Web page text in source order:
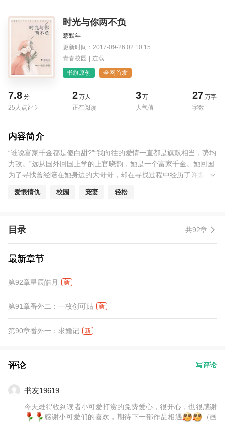
时光与你两不负
薏默年
更新时间：2017-09-26 02:10:15
青春校园
连载
书旗原创 全网首发
7.8 分
25人点评
2万人
正在阅读
3万
人气值
27 万字
字数
内容简介
“谁说富家千金都是傻白甜?”“我向往的爱情一直都是旗鼓相当，势均
力敌。”远从国外回国上学的上官晓韵，她是一个富家千金。她回国
为了寻找曾经陪在她身边的大哥哥，却在寻找过程中经历了许多故
生观，爱情观和价值观。而她刚好遇见的那个他，同样让人……期
爱恨情仇 校园 宠妻 轻松
目录 共92章
最新章节
第92章星辰皓月 新
第91章番外二：一枚创可贴 新
第90章番外一：求婚记 新
评论 写评论
书友19619
今天难得收到读者小可爱打赏的免费爱心，很开心，也很感谢
感谢小可爱们的喜欢，期待下一部作品相遇
（画